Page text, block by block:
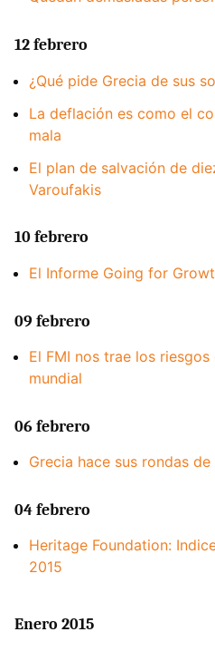
12 febrero
¿Qué pide Grecia de sus
La deflación es como el
mala
El plan de salvación de
Varoufakis
10 febrero
El Informe Going for
09 febrero
El FMI nos trae los
mundial
06 febrero
Grecia hace sus rondas
04 febrero
Heritage Foundation:
2015
Enero 2015